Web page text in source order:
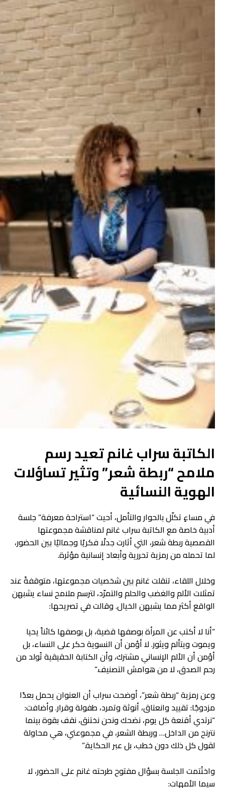
الكاتبة سراب غانم تعيد رسم
ملامح “ربطة شعر” وتثير تساؤلات
الهوية النسائية
في مساءٍ تكلّل بالحوار والتأمل، أحيت “استراحة معرفة” جلسة
أدبية خاصة مع الكاتبة سراب غانم لمناقشة مجموعتها
القصصية ربطة شعر، التي أثارت جدلًا فكريًا وجماليًا بين الحضور،
لما تحمله من رمزية تحررية وأبعاد إنسانية مؤثرة.
وخلال اللقاء، تنقلت غانم بين شخصيات مجموعتها، متوقفةً عند
تمثلات الألم والغضب والحلم والتمرّد، لترسم ملامح نساء يشبهن
الواقع أكثر مما يشبهن الخيال. وقالت في تصريحها:
“أنا لا أكتب عن المرأة بوصفها قضية، بل بوصفها كائناً يحيا
ويموت ويتألم ويثور. لا أؤمن أن النسوية حكر على النساء، بل
أؤمن أن الألم الإنساني مشترك، وأن الكتابة الحقيقية تُولد من
رحم الصدق، لا من هوامش التصنيف.”
وعن رمزية “ربطة شعر”، أوضحت سراب أن العنوان يحمل بعدًا
مزدوجًا: تقييد وانعتاق، أنوثة وتمرد، طفولة وقرار. وأضافت:
“نرتدي أقنعة كل يوم، نضحك ونحن نختنق، نقف بقوة بينما
نترنح من الداخل… وربطة الشعر، في مجموعتي، هي محاولة
لقول كل ذلك دون خطب، بل عبر الحكاية.”
واختُتمت الجلسة بسؤال مفتوح طرحته غانم على الحضور، لا
سيما الأمهات: